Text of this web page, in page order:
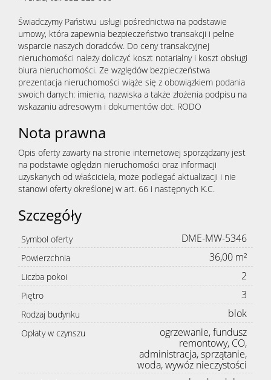
Świadczymy Państwu usługi pośrednictwa na podstawie
umowy, która zapewnia bezpieczeństwo transakcji i pełne
wsparcie naszych doradców. Do ceny transakcyjnej
nieruchomości należy doliczyć koszt notarialny i koszt obsługi
biura nieruchomości. Ze względów bezpieczeństwa
prezentacja nieruchomości wiąże się z obowiązkiem podania
swoich danych: imienia, nazwiska a także złożenia podpisu na
wskazaniu adresowym i dokumentów dot. RODO
Nota prawna
Opis oferty zawarty na stronie internetowej sporządzany jest
na podstawie oględzin nieruchomości oraz informacji
uzyskanych od właściciela, może podlegać aktualizacji i nie
stanowi oferty określonej w art. 66 i następnych K.C.
Szczegóły
Symbol oferty DME-MW-5346
Powierzchnia 36,00 m²
Liczba pokoi 2
Piętro 3
Rodzaj budynku blok
Opłaty w czynszu
ogrzewanie, fundusz
remontowy, CO,
administracja, sprzątanie,
woda, wywóz nieczystości